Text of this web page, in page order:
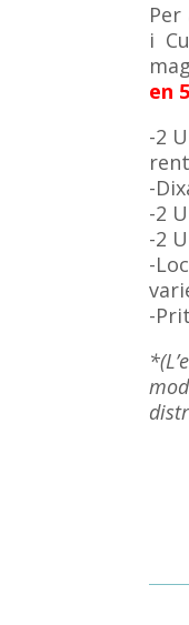
i
en
-2
-
-2
-2
-
-